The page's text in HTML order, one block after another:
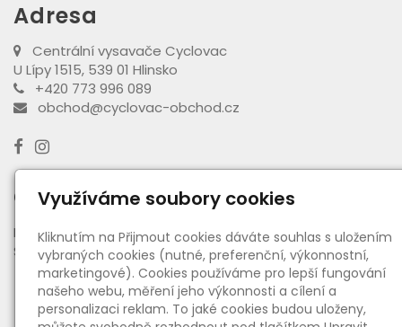
Adresa
Centrální vysavače Cyclovac
U Lípy 1515, 539 01 Hlinsko
+420 773 996 089
obchod@cyclovac-obchod.cz
Otevírací doba výdejny
PO - PÁ:08:00 - 16:30
SO:08:00 - 11:00
Informace
Využíváme soubory cookies
Kliknutím na Přijmout cookies dáváte souhlas s uložením
vybraných cookies (nutné, preferenční, výkonnostní,
marketingové). Cookies používáme pro lepší fungování
našeho webu, měření jeho výkonnosti a cílení a
personalizaci reklam. To jaké cookies budou uloženy,